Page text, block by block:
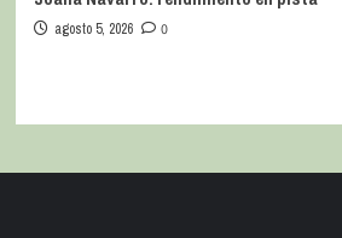
agosto 5, 2026 0